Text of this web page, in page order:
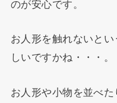
のが安心です。
お人形を触れないと
しいですかね・・・。
お人形や小物を並べ